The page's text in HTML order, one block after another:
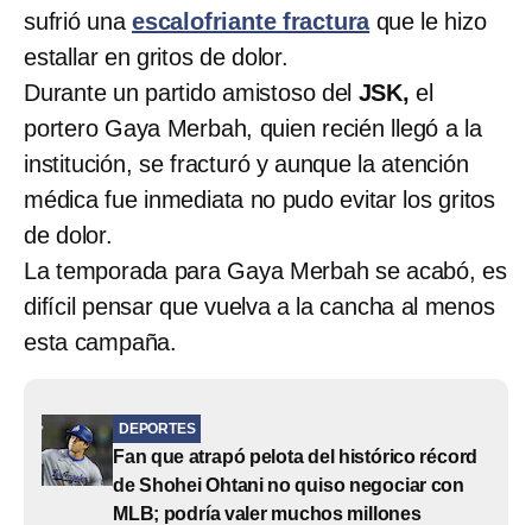
sufrió una escalofriante fracturaque le hizo
estallar en gritos de dolor.
Durante un partido amistoso del JSK, el
portero Gaya Merbah, quien recién llegó a la
institución, se fracturó y aunque la atención
médica fue inmediata no pudo evitar los gritos
de dolor.
La temporada para Gaya Merbah se acabó, es
difícil pensar que vuelva a la cancha al menos
esta campaña.
DEPORTES
Fan que atrapó pelota del histórico récord
de Shohei Ohtani no quiso negociar con
MLB; podría valer muchos millones